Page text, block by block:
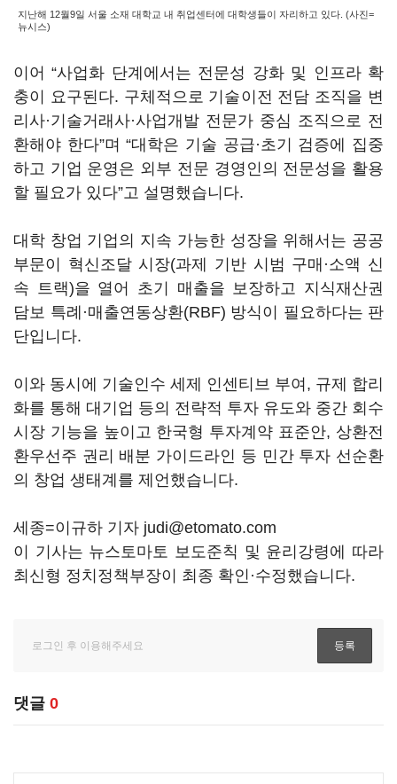
지난해 12월9일 서울 소재 대학교 내 취업센터에 대학생들이 자리하고 있다. (사진=
뉴시스)
이어 “사업화 단계에서는 전문성 강화 및 인프라 확
충이 요구된다. 구체적으로 기술이전 전담 조직을 변
리사·기술거래사·사업개발 전문가 중심 조직으로 전
환해야 한다”며 “대학은 기술 공급·초기 검증에 집중
하고 기업 운영은 외부 전문 경영인의 전문성을 활용
할 필요가 있다”고 설명했습니다.
대학 창업 기업의 지속 가능한 성장을 위해서는 공공
부문이 혁신조달 시장(과제 기반 시범 구매·소액 신
속 트랙)을 열어 초기 매출을 보장하고 지식재산권
담보 특례·매출연동상환(RBF) 방식이 필요하다는 판
단입니다.
이와 동시에 기술인수 세제 인센티브 부여, 규제 합리
화를 통해 대기업 등의 전략적 투자 유도와 중간 회수
시장 기능을 높이고 한국형 투자계약 표준안, 상환전
환우선주 권리 배분 가이드라인 등 민간 투자 선순환
의 창업 생태계를 제언했습니다.
세종=이규하 기자 judi@etomato.com
이 기사는 뉴스토마토 보도준칙 및 윤리강령에 따라
최신형 정치정책부장이 최종 확인·수정했습니다.
댓글 0